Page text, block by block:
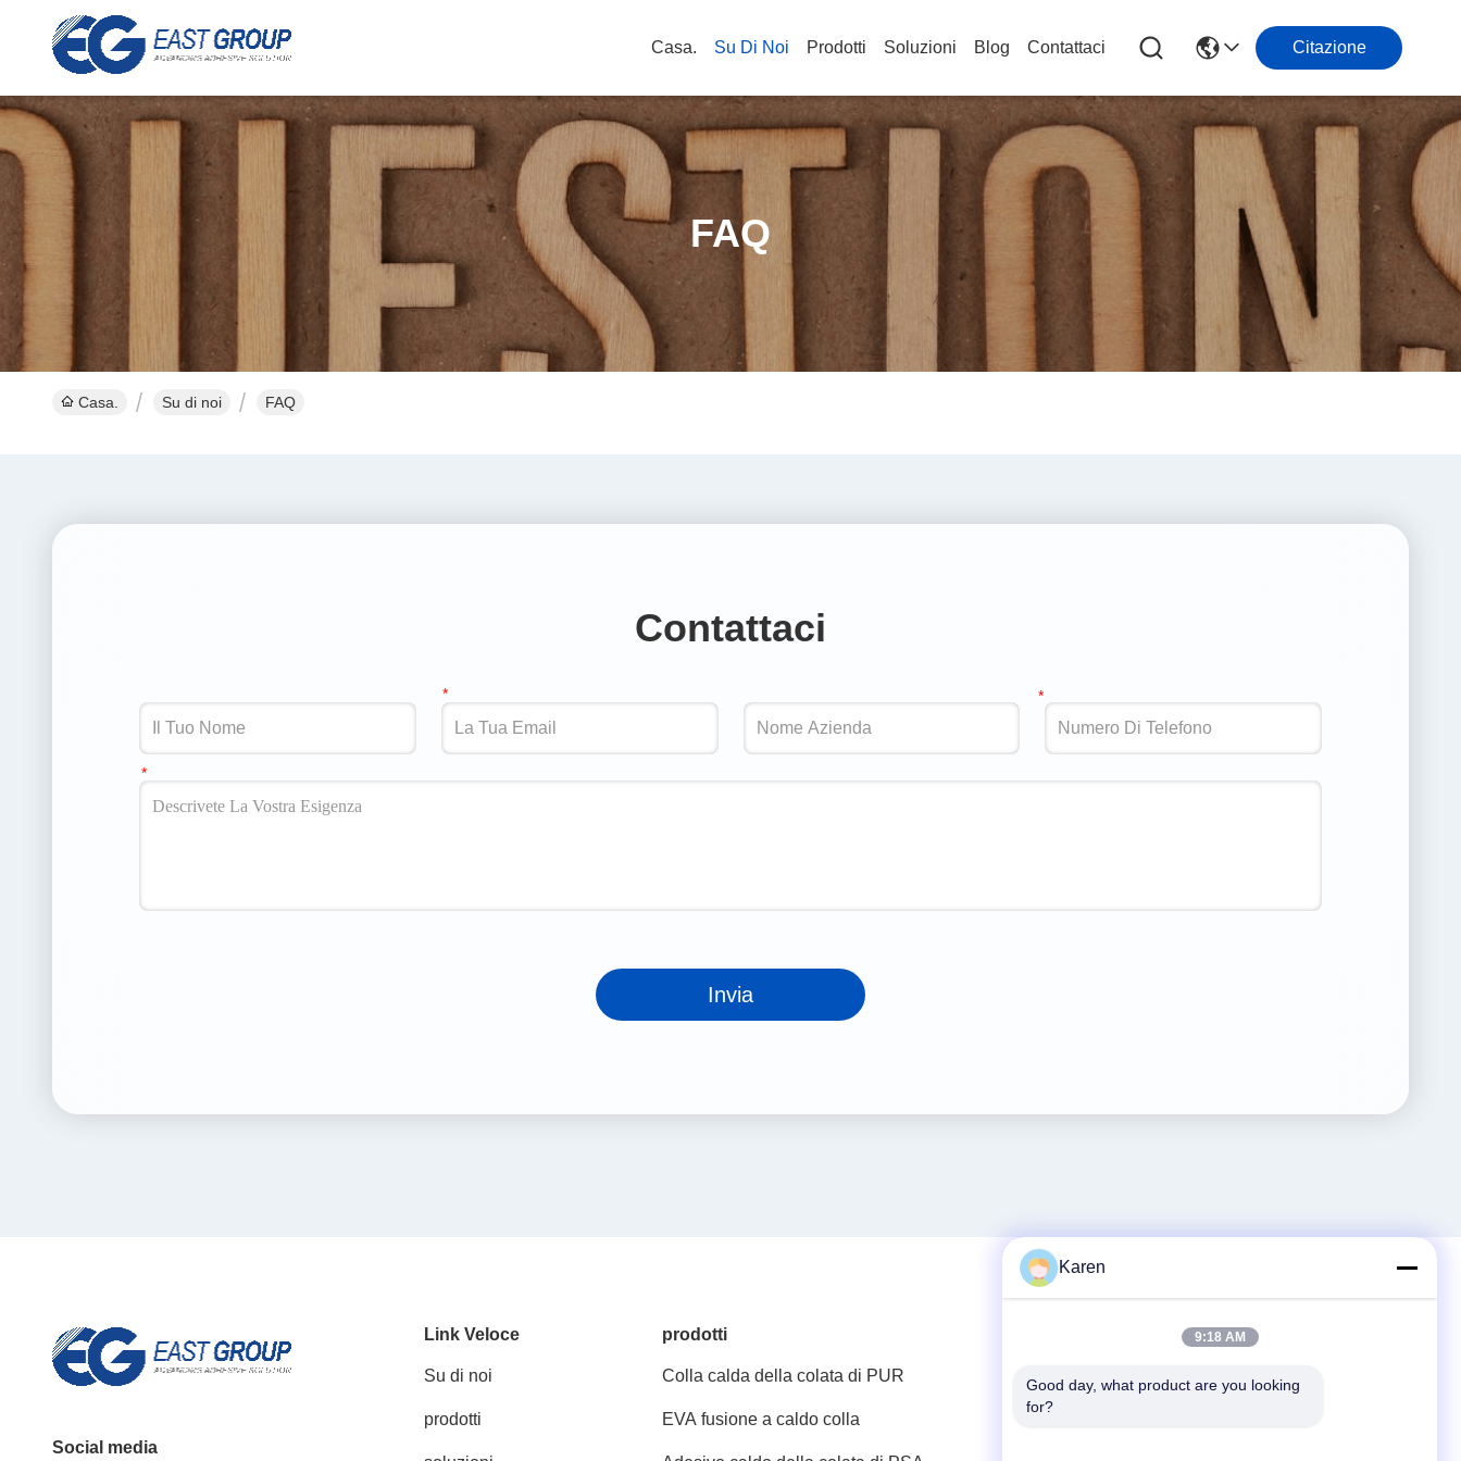
Casa. Su Di Noi Prodotti Soluzioni Blog Contattaci Citazione
FAQ
Casa. Su di noi FAQ
Contattaci
Invia
Social media
Link Veloce
Su di noi
prodotti
prodotti
Colla calda della colata di PUR
EVA fusione a caldo colla
Contatto rapido
tel
Karen
9:18 AM
Good day, what product are you looking
for?